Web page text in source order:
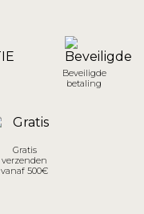
Beveiligde
betaling
Gratis
verzenden
vanaf 500€